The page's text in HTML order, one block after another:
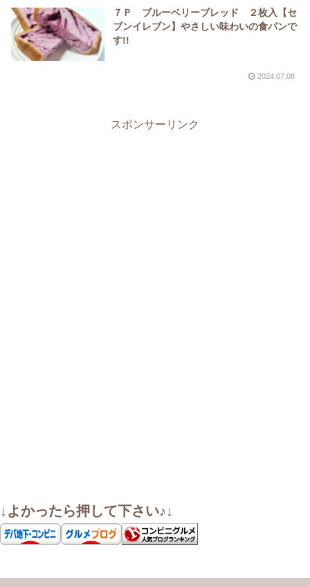
７Ｐ ブルーベリーブレッド ２枚入【セ
ブンイレブン】やさしい味わいの食パンで
す!!
2024.07.08
スポンサーリンク
↓よかったら押して下さい♪↓